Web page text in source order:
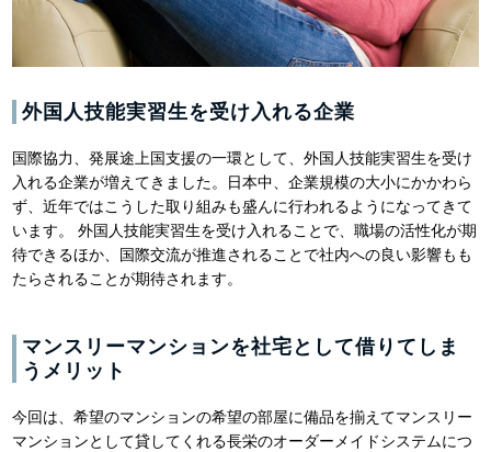
外国人技能実習生を受け入れる企業
国際協力、発展途上国支援の一環として、外国人技能実習生を受け
入れる企業が増えてきました。日本中、企業規模の大小にかかわら
ず、近年ではこうした取り組みも盛んに行われるようになってきて
います。 外国人技能実習生を受け入れることで、職場の活性化が期
待できるほか、国際交流が推進されることで社内への良い影響もも
たらされることが期待されます。
マンスリーマンションを社宅として借りてしま
うメリット
今回は、希望のマンションの希望の部屋に備品を揃えてマンスリー
マンションとして貸してくれる長栄のオーダーメイドシステムにつ